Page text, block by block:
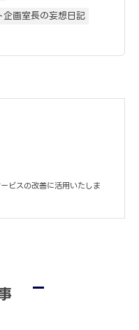
画室長の妄想日記
ビスの改善に活用いたしま